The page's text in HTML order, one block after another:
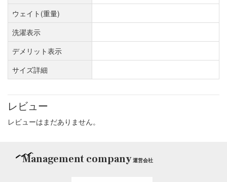
ウェイト(重量)
洗濯表示
デメリット表示
サイズ詳細
レビュー
レビューはまだありません。
Management company運営会社